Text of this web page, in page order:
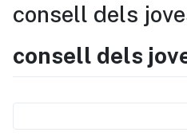
consell dels
consell dels